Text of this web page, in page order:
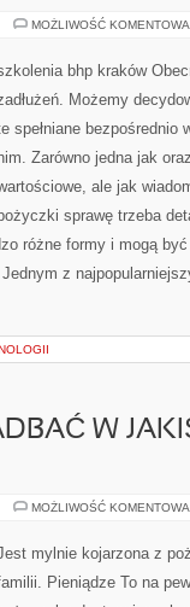
MOŻLIWOŚĆ
bhp kraków
Możemy
spełniane bezpośrednio
Zarówno jedna jak
ale jak
sprawę trzeba
różne formy i mogą
z
W
MOŻLIWOŚĆ
mylnie kojarzona z
Pieniądze To na